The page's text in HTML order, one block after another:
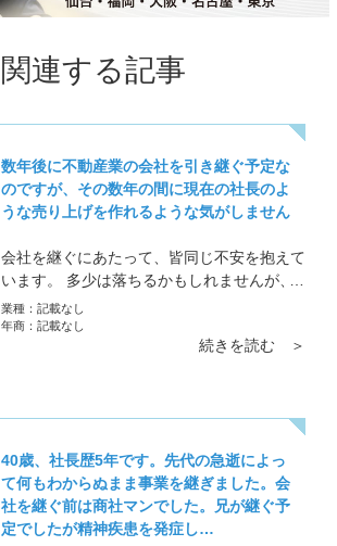
関連する記事
数年後に不動産業の会社を引き継ぐ予定な
のですが、その数年の間に現在の社長のよ
うな売り上げを作れるような気がしません
会社を継ぐにあたって、皆同じ不安を抱えて
います。 多少は落ちるかもしれませんが、
そんなに慌てることはありません
業種： 記載なし
年商： 記載なし
続きを読む ＞
40歳、社長歴5年です。先代の急逝によっ
て何もわからぬまま事業を継ぎました。会
社を継ぐ前は商社マンでした。兄が継ぐ予
定でしたが精神疾患を発症し…